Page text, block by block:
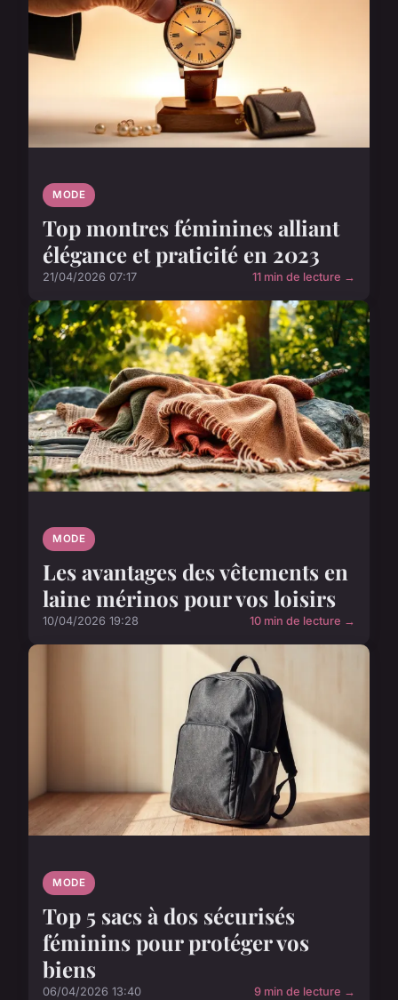
MODE
Top montres féminines alliant
élégance et praticité en 2023
21/04/2026 07:17 11 min de lecture →
MODE
Les avantages des vêtements en
laine mérinos pour vos loisirs
10/04/2026 19:28 10 min de lecture →
MODE
Top 5 sacs à dos sécurisés
féminins pour protéger vos
biens
06/04/2026 13:40 9 min de lecture →